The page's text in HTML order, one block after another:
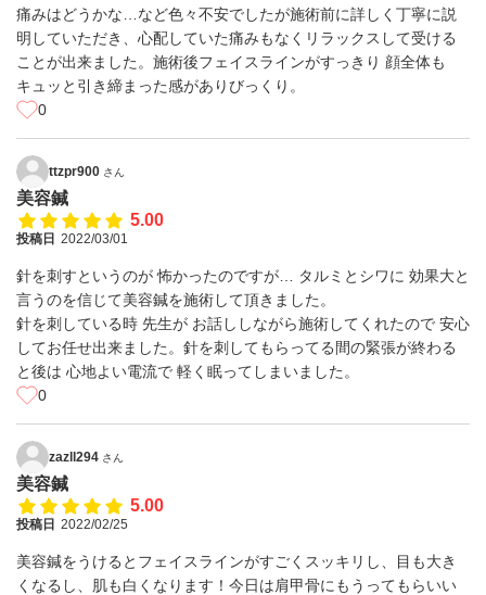
痛みはどうかな…など色々不安でしたが施術前に詳しく丁寧に説
明していただき、心配していた痛みもなくリラックスして受ける
ことが出来ました。施術後フェイスラインがすっきり 顔全体も
キュッと引き締まった感がありびっくり。
0
ttzpr900 さん
美容鍼
5.00
投稿日 2022/03/01
針を刺すというのが 怖かったのですが… タルミとシワに 効果大と
言うのを信じて美容鍼を施術して頂きました。
針を刺している時 先生が お話ししながら施術してくれたので 安心
してお任せ出来ました。針を刺してもらってる間の緊張が終わる
と後は 心地よい電流で 軽く眠ってしまいました。
0
zazll294 さん
美容鍼
5.00
投稿日 2022/02/25
美容鍼をうけるとフェイスラインがすごくスッキリし、目も大き
くなるし、肌も白くなります！今日は肩甲骨にもうってもらいい